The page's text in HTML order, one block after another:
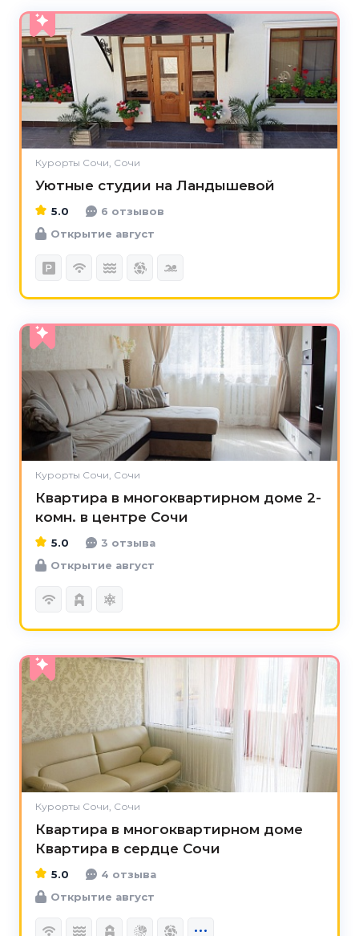
Курорты Сочи, Сочи
Уютные студии на Ландышевой
5.0
5.0
6 отзывов
Открытие август
Курорты Сочи, Сочи
Квартира в многоквартирном доме 2-
комн. в центре Сочи
5.0
5.0
3 отзыва
Открытие август
Курорты Сочи, Сочи
Квартира в многоквартирном доме
Квартира в сердце Сочи
5.0
5.0
4 отзыва
Открытие август